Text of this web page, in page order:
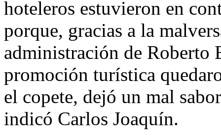
hoteleros estuvieron en
porque, gracias a la
administración de Roberto
promoción turística
el copete, dejó un mal
indicó Carlos Joaquín.